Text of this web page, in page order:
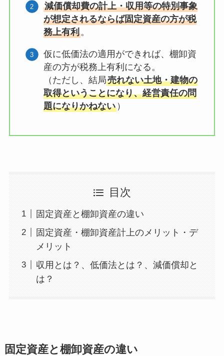
減価償却費の計上・収用等の特別事象
が想定されるならば固定資産の方が税
務上有利。
仮に低価法の適用ができれば、棚卸資
産の方が税務上有利になる。
（ただし、結局売れない土地・建物の
取得ということになり、経営責任の問
題になりかねない ）
目次
固定資産と棚卸資産の違い
固定資産・棚卸資産計上のメリット・デ
メリット
収用とは？、低価法とは？、減価償却と
は？
固定資産と棚卸資産の違い